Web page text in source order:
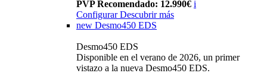
PVP Recomendado: 12.990€ i
Configurar Descubrir más
new Desmo450 EDS
Desmo450 EDS
Disponible en el verano de 2026, un primer
vistazo a la nueva Desmo450 EDS.